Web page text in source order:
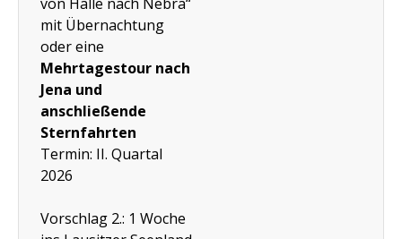
mit Übernachtung
oder eine
Mehrtagestour nach
Jena und
anschließende
Sternfahrten
Termin: II. Quartal
2026
Vorschlag 2.: 1 Woche